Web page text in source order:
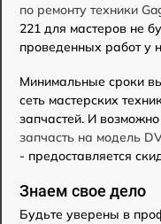
по ремонту техники
221 для мастеров не
проведенных работ у
Минимальные сроки
сеть мастерских
запчастей. И
запчасть на модель
- предоставляется
Знаем свое дело
Будьте уверены в